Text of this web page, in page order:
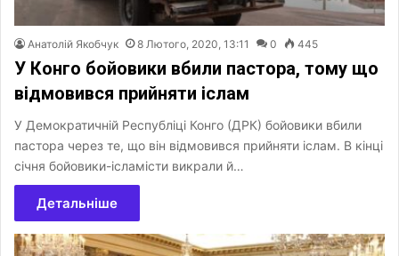
Анатолій Якобчук 8 Лютого, 2020, 13:11 0 445
У Конго бойовики вбили пастора, тому що
відмовився прийняти іслам
У Демократичній Республіці Конго (ДРК) бойовики вбили
пастора через те, що він відмовився прийняти іслам. В кінці
січня бойовики-ісламісти викрали й…
Детальніше